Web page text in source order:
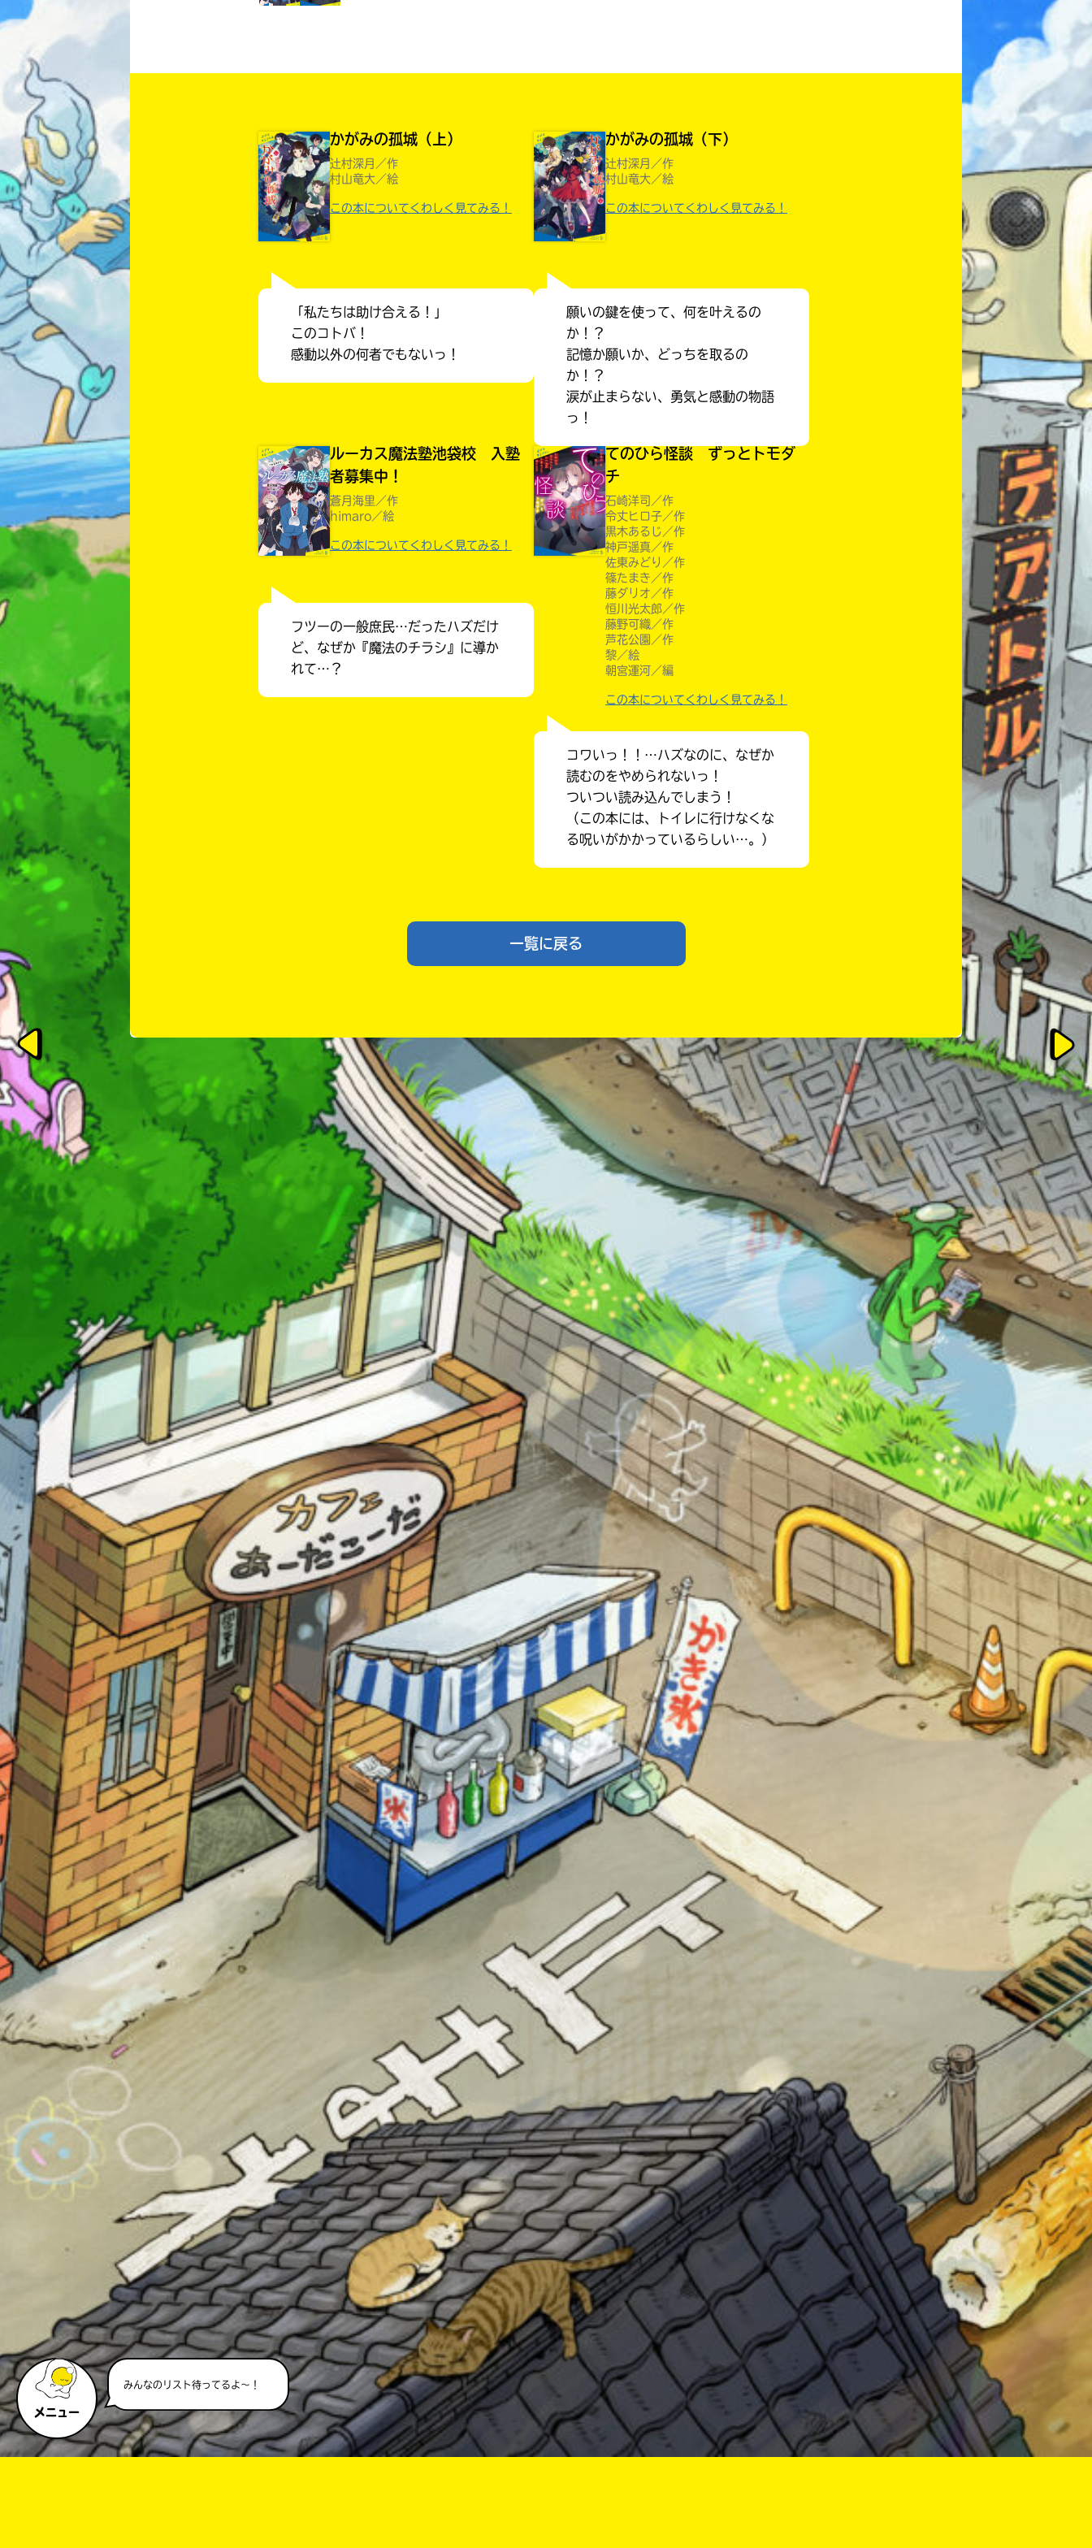
Loading.. .
メニュー
みんなのリスト待ってるよ～！
出会える
本だなが作れる！
書店に届いた
みんなからのお手紙が
このマチのことを
もっと知りたい
キミに
キーワードから探す
オフィシャルアカウント
SNSでシェアする
かがみの孤城（上）
辻村深月／作
村山竜大／絵
この本についてくわしく見てみる！
「私たちは助け合える！」
このコトバ！
感動以外の何者でもないっ！
かがみの孤城（下）
辻村深月／作
村山竜大／絵
この本についてくわしく見てみる！
願いの鍵を使って、何を叶えるの
か！？
記憶か願いか、どっちを取るの
か！？
涙が止まらない、勇気と感動の物語
っ！
ルーカス魔法塾池袋校 入塾
者募集中！
蒼月海里／作
himaro／絵
この本についてくわしく見てみる！
フツーの一般庶民…だったハズだけ
ど、なぜか『魔法のチラシ』に導か
れて…？
てのひら怪談 ずっとトモダ
チ
石崎洋司／作
令丈ヒロ子／作
黒木あるじ／作
神戸遥真／作
佐東みどり／作
篠たまき／作
藤ダリオ／作
恒川光太郎／作
藤野可織／作
芦花公園／作
黎／絵
朝宮運河／編
この本についてくわしく見てみる！
コワいっ！！…ハズなのに、なぜか
読むのをやめられないっ！
ついつい読み込んでしまう！
（この本には、トイレに行けなくな
る呪いがかかっているらしい…。）
一覧に戻る
い
い
え
内
容
が
の
で、
も
確
認
し
て
み
て
ね